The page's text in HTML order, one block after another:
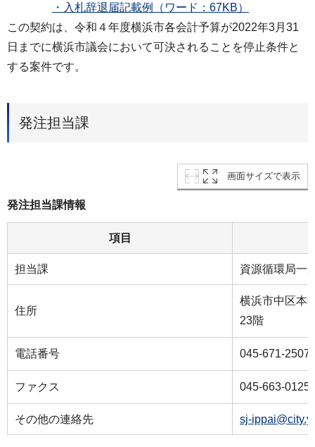
・入札辞退届記載例（ワード：67KB）
この契約は、令和４年度横浜市各会計予算が2022年3月31
日までに横浜市議会において可決されることを停止条件と
する案件です。
発注担当課
画面サイズで表示
発注担当課情報
項目
担当課 資源循環局一
住所
横浜市中区本
23階
電話番号 045-671-2507
ファクス 045-663-0125
その他の連絡先 sj-